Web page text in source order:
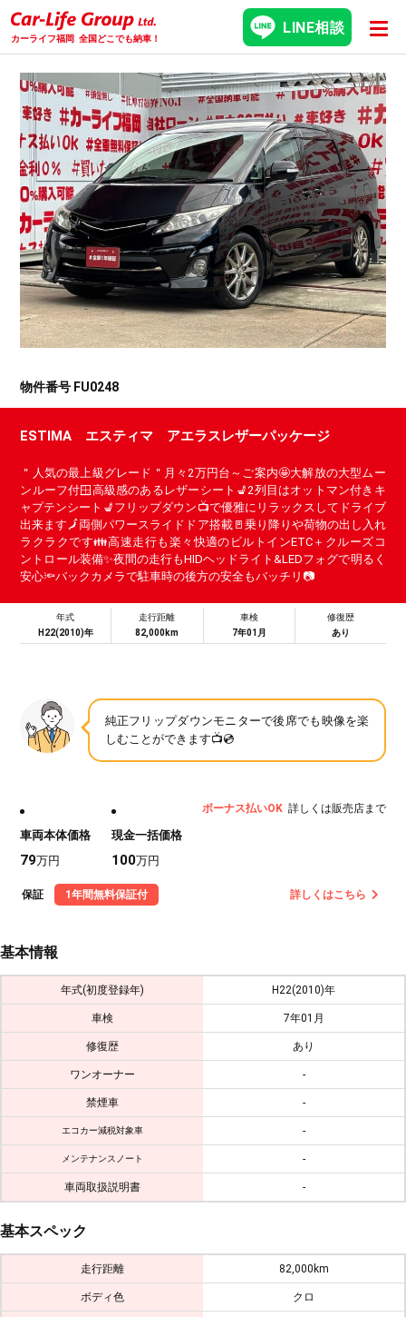
カーライフ福岡 全国どこでも納車！
LINE相談
物件番号 FU0248
ESTIMA エスティマ アエラスレザーパッケージ
＂人気の最上級グレード＂月々2万円台～ご案内🤩大解放の大型ムー
ンルーフ付🪟高級感のあるレザーシート💺2列目はオットマン付きキ
ャプテンシート💺フリップダウン📺で優雅にリラックスしてドライブ
出来ます🗾両側パワースライドドア搭載🚪乗り降りや荷物の出し入れ
ラクラクです👪高速走行も楽々快適のビルトインETC＋クルーズコ
ントロール装備✨夜間の走行もHIDヘッドライト&LEDフォグで明るく
安心🔦バックカメラで駐車時の後方の安全もバッチリ📷
年式
H22(2010)年
走行距離
82,000km
車検
7年01月
修復歴
あり
純正フリップダウンモニターで後席でも映像を楽
しむことができます📺💿
車両本体価格
79万円
現金一括価格
100万円
ボーナス払いOK 詳しくは販売店まで
保証 1年間無料保証付 詳しくはこちら
基本情報
年式(初度登録年) H22(2010)年
車検 7年01月
修復歴 あり
ワンオーナー -
禁煙車 -
エコカー減税対象車 -
メンテナンスノート -
車両取扱説明書 -
基本スペック
走行距離 82,000km
ボディ色 クロ